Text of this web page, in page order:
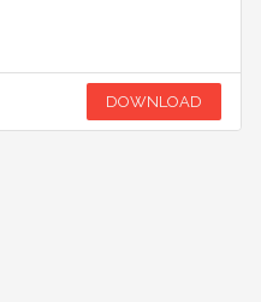
DOWNLOAD